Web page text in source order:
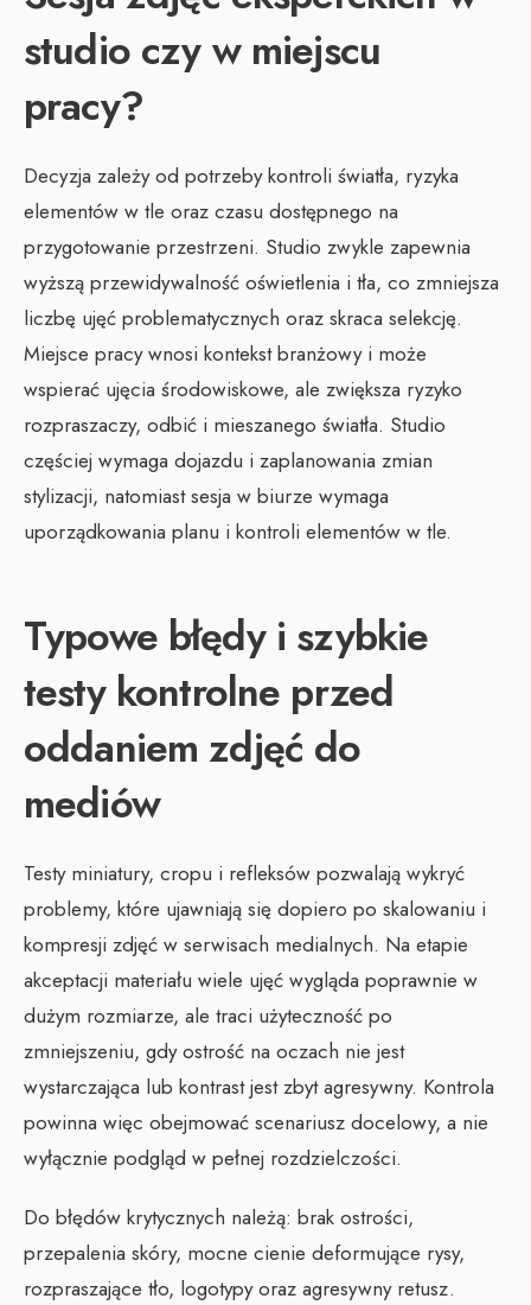
studio czy w miejscu
pracy?
Decyzja zależy od potrzeby kontroli światła, ryzyka
elementów w tle oraz czasu dostępnego na
przygotowanie przestrzeni. Studio zwykle zapewnia
wyższą przewidywalność oświetlenia i tła, co zmniejsza
liczbę ujęć problematycznych oraz skraca selekcję.
Miejsce pracy wnosi kontekst branżowy i może
wspierać ujęcia środowiskowe, ale zwiększa ryzyko
rozpraszaczy, odbić i mieszanego światła. Studio
częściej wymaga dojazdu i zaplanowania zmian
stylizacji, natomiast sesja w biurze wymaga
uporządkowania planu i kontroli elementów w tle.
Typowe błędy i szybkie
testy kontrolne przed
oddaniem zdjęć do
mediów
Testy miniatury, cropu i refleksów pozwalają wykryć
problemy, które ujawniają się dopiero po skalowaniu i
kompresji zdjęć w serwisach medialnych. Na etapie
akceptacji materiału wiele ujęć wygląda poprawnie w
dużym rozmiarze, ale traci użyteczność po
zmniejszeniu, gdy ostrość na oczach nie jest
wystarczająca lub kontrast jest zbyt agresywny. Kontrola
powinna więc obejmować scenariusz docelowy, a nie
wyłącznie podgląd w pełnej rozdzielczości.
Do błędów krytycznych należą: brak ostrości,
przepalenia skóry, mocne cienie deformujące rysy,
rozpraszające tło, logotypy oraz agresywny retusz.